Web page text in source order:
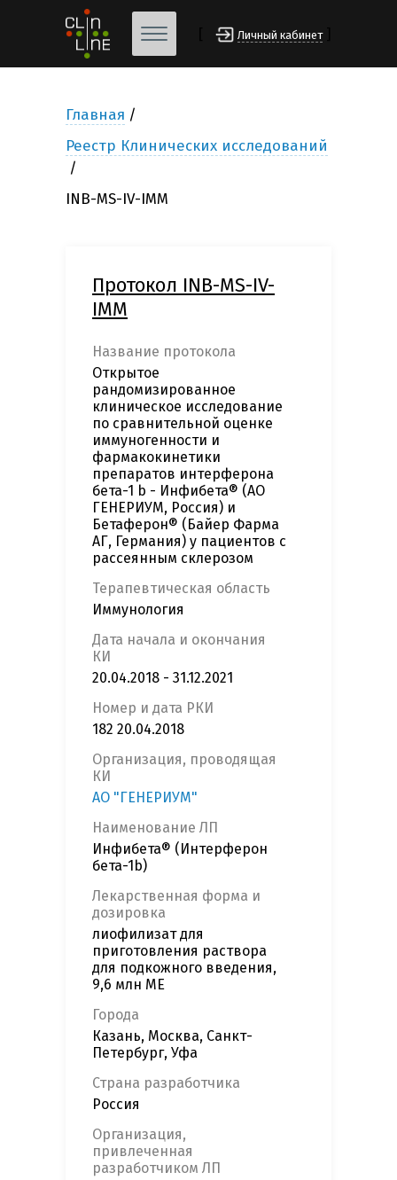
Личный кабинет
Главная
Реестр Клинических исследований
INB-MS-IV-IMM
Протокол INB-MS-IV-
IMM
Название протокола
Открытое
рандомизированное
клиническое исследование
по сравнительной оценке
иммуногенности и
фармакокинетики
препаратов интерферона
бета-1 b - Инфибета® (АО
ГЕНЕРИУМ, Россия) и
Бетаферон® (Байер Фарма
АГ, Германия) у пациентов с
рассеянным склерозом
Терапевтическая область
Иммунология
Дата начала и окончания
КИ
20.04.2018 - 31.12.2021
Номер и дата РКИ
182 20.04.2018
Организация, проводящая
КИ
АО "ГЕНЕРИУМ"
Наименование ЛП
Инфибета® (Интерферон
бета-1b)
Лекарственная форма и
дозировка
лиофилизат для
приготовления раствора
для подкожного введения,
9,6 млн МЕ
Города
Казань, Москва, Санкт-
Петербург, Уфа
Страна разработчика
Россия
Организация,
привлеченная
разработчиком ЛП